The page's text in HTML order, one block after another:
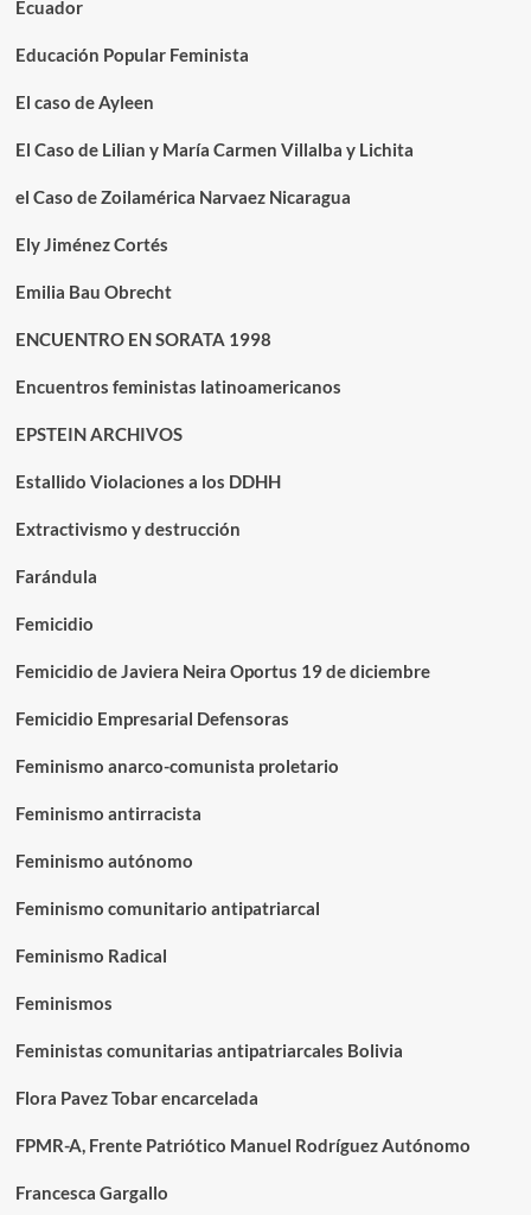
Ecuador
Educación Popular Feminista
El caso de Ayleen
El Caso de Lilian y María Carmen Villalba y Lichita
el Caso de Zoilamérica Narvaez Nicaragua
Ely Jiménez Cortés
Emilia Bau Obrecht
ENCUENTRO EN SORATA 1998
Encuentros feministas latinoamericanos
EPSTEIN ARCHIVOS
Estallido Violaciones a los DDHH
Extractivismo y destrucción
Farándula
Femicidio
Femicidio de Javiera Neira Oportus 19 de diciembre
Femicidio Empresarial Defensoras
Feminismo anarco-comunista proletario
Feminismo antirracista
Feminismo autónomo
Feminismo comunitario antipatriarcal
Feminismo Radical
Feminismos
Feministas comunitarias antipatriarcales Bolivia
Flora Pavez Tobar encarcelada
FPMR-A, Frente Patriótico Manuel Rodríguez Autónomo
Francesca Gargallo